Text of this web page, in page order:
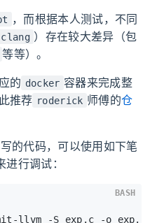
，而根据本人测试，不同
clang ）存在较大差异（包
等等）。
的 docker 容器来完成整
推荐 roderick 师傅的仓
的代码，可以使用如下笔
进行调试：
llvm -S exp.c -o exp.ll
BASH